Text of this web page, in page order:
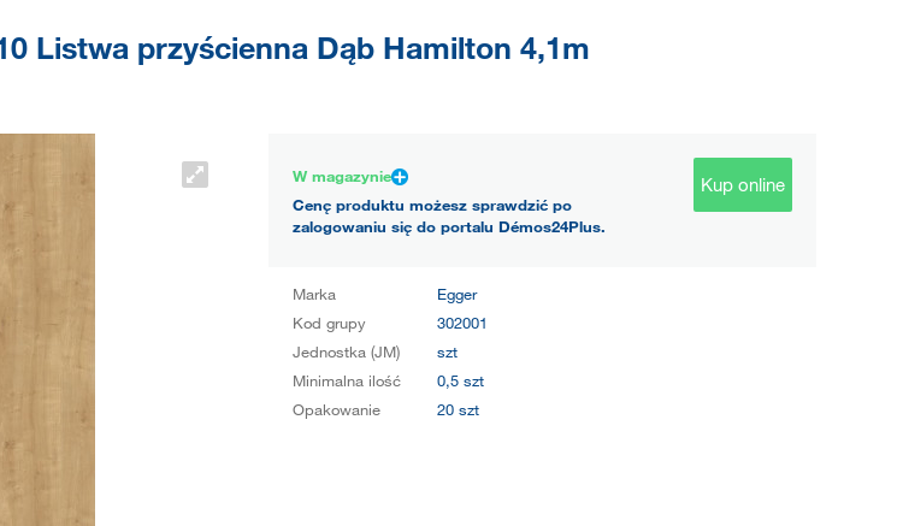
Listwa przyścienna Dąb Hamilton 4,1m
W magazynie
Cenę produktu możesz sprawdzić po
zalogowaniu się do portalu Démos24Plus.
Kup online
Marka
Egger
Kod grupy
302001
Jednostka (JM)
szt
Minimalna ilość
0,5 szt
Opakowanie
20 szt